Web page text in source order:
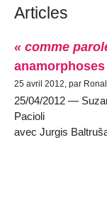
Articles
« comme
25 avril 2012, par
25/04/2012 —
Pacioli
avec Jurgis